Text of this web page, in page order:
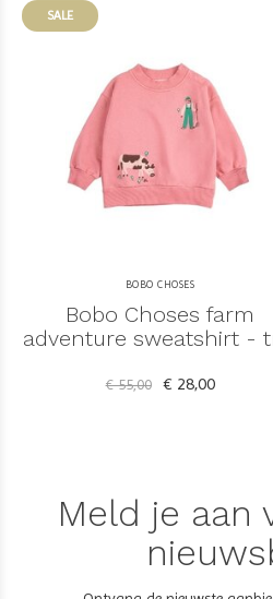
SALE
BOBO CHOSES
Bobo Choses farm
adventure sweatshirt -
€ 55,00 € 28,00
Meld je aan